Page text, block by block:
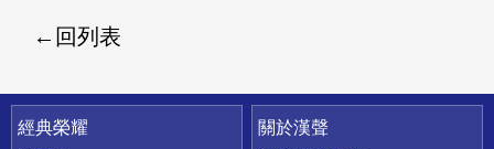
回列表
快速連結
經典榮耀
關於漢聲